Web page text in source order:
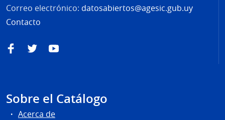
Correo electrónico: datosabiertos@agesic.gub.uy
Contacto
FacebookTwitterYouTube
Sobre el Catálogo
Acerca de